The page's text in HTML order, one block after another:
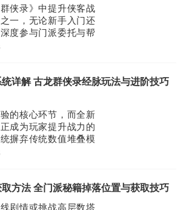
侠录》中提升侠客战
一，无论新手入门还
度参与门派委托与帮
握其中机制，可显著
源投入。门派委托是
每日稳定来源。进入
详解 古龙群侠录经脉玩法与进阶技巧
的核心环节，而全新
成为玩家提升战力的
摒弃传统数值堆叠模
为设计内核，强调策
后，即可实现战力跃
方法 全门派秘籍掉落位置与获取技巧
剧情或挑战高层数塔